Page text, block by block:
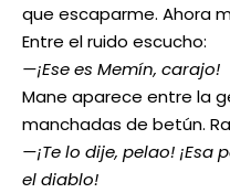
que escaparme. Ahora
Entre el ruido escucho:
—¡Ese es Memín, carajo!
Mane aparece entre la
manchadas de betún.
—¡Te lo dije, pelao!
el diablo!